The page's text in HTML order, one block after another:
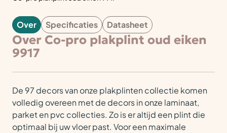
VLOERTOEBEHOREN
Over Specificaties Datasheet
Over Co-pro plakplint oud eiken
9917
De 97 decors van onze plakplinten collectie komen
volledig overeen met de decors in onze laminaat,
parket en pvc collecties. Zo is er altijd een plint die
optimaal bij uw vloer past. Voor een maximale